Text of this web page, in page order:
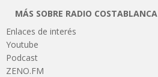
MÁS SOBRE RADIO COSTABLANCA
Enlaces de interés
Youtube
Podcast
ZENO.FM